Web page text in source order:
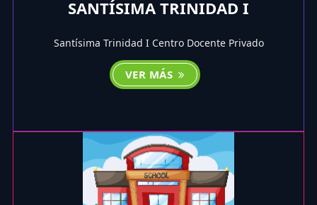
SANTÍSIMA TRINIDAD I
Santísima Trinidad I Centro Docente Privado
VER MÁS